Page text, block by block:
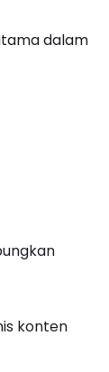
dalam
konten